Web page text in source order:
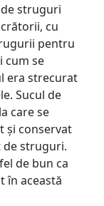
struguri
cu
pentru
cum se
era strecurat
Sucul de
care se
și conservat
de struguri.
de bun ca
în această